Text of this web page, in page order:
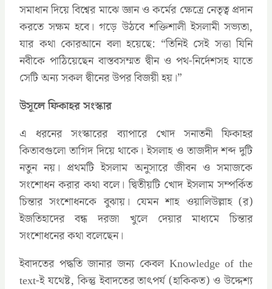
সমাধান দিয়ে বিশ্বের মাঝে জ্ঞান ও কর্মের ক্ষেত্রে নেতৃত্ব প্রদান
করতে সক্ষম হবে। গড়ে উঠবে শক্তিশালী ইসলামী সভ্যতা,
যার কথা কোরআনে বলা হয়েছে: ‍“তিনিই সেই সত্তা যিনি
নবীকে পাঠিয়েছেন বাস্তবসম্মত দ্বীন ও পথ-নির্দেশসহ যাতে
সেটি অন্য সকল দ্বীনের উপর বিজয়ী হয়।”
উসূলে ফিকাহর সংস্কার
এ ধরনের সংস্কারের ব্যাপারে খোদ সনাতনী ফিকাহর
কিতাবগুলো তাগিদ দিয়ে থাকে। ইসলাহ ও তাজদীদ শব্দ দুটি
নতুন নয়। প্রথমটি ইসলাম অনুসারে জীবন ও সমাজকে
সংশোধন করার কথা বলে। দ্বিতীয়টি খোদ ইসলাম সম্পর্কিত
চিন্তার সংশোধনকে বুঝায়। যেমন শাহ ওয়ালিউল্লাহ (র)
ইজতিহাদের বন্ধ দরজা খুলে দেয়ার মাধ্যমে চিন্তার
সংশোধনের কথা বলেছেন।
ইবাদতের পদ্ধতি জানার জন্য কেবল Knowledge of the
text-ই যথেষ্ট, কিন্তু ইবাদতের তাৎপর্য (হাকিকত) ও উদ্দেশ্য